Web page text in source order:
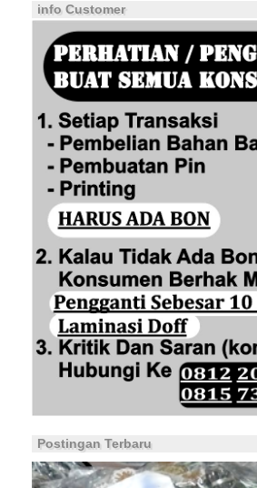
info Customer
Postingan Terbaru